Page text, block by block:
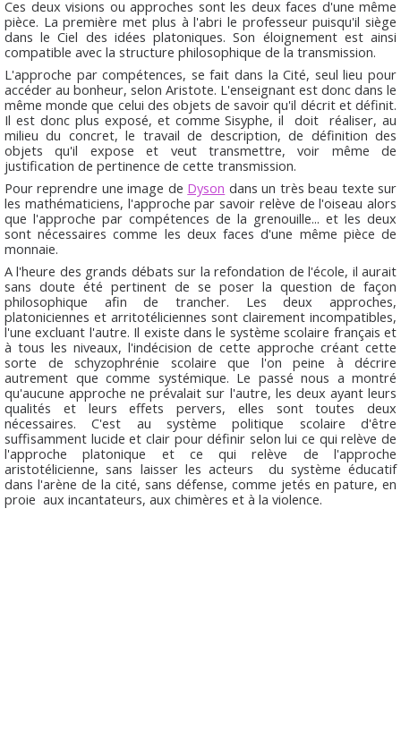
Ces deux visions ou approches sont les deux faces d'une même
pièce. La première met plus à l'abri le professeur puisqu'il siège
dans le Ciel des idées platoniques. Son éloignement est ainsi
compatible avec la structure philosophique de la transmission.
L'approche par compétences, se fait dans la Cité, seul lieu pour
accéder au bonheur, selon Aristote. L'enseignant est donc dans le
même monde que celui des objets de savoir qu'il décrit et définit.
Il est donc plus exposé, et comme Sisyphe, il doit réaliser, au
milieu du concret, le travail de description, de définition des
objets qu'il expose et veut transmettre, voir même de
justification de pertinence de cette transmission.
Pour reprendre une image de Dyson dans un très beau texte sur
les mathématiciens, l'approche par savoir relève de l'oiseau alors
que l'approche par compétences de la grenouille... et les deux
sont nécessaires comme les deux faces d'une même pièce de
monnaie.
A l'heure des grands débats sur la refondation de l'école, il aurait
sans doute été pertinent de se poser la question de façon
philosophique afin de trancher. Les deux approches,
platoniciennes et arritotéliciennes sont clairement incompatibles,
l'une excluant l'autre. Il existe dans le système scolaire français et
à tous les niveaux, l'indécision de cette approche créant cette
sorte de schyzophrénie scolaire que l'on peine à décrire
autrement que comme systémique. Le passé nous a montré
qu'aucune approche ne prévalait sur l'autre, les deux ayant leurs
qualités et leurs effets pervers, elles sont toutes deux
nécessaires. C'est au système politique scolaire d'être
suffisamment lucide et clair pour définir selon lui ce qui relève de
l'approche platonique et ce qui relève de l'approche
aristotélicienne, sans laisser les acteurs du système éducatif
dans l'arène de la cité, sans défense, comme jetés en pature, en
proie aux incantateurs, aux chimères et à la violence.